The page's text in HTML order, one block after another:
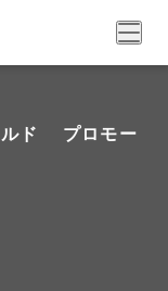
ルド プロモー